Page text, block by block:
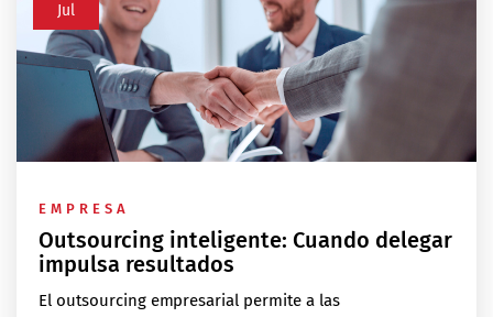
Jul
EMPRESA
Outsourcing inteligente: Cuando delegar
impulsa resultados
El outsourcing empresarial permite a las